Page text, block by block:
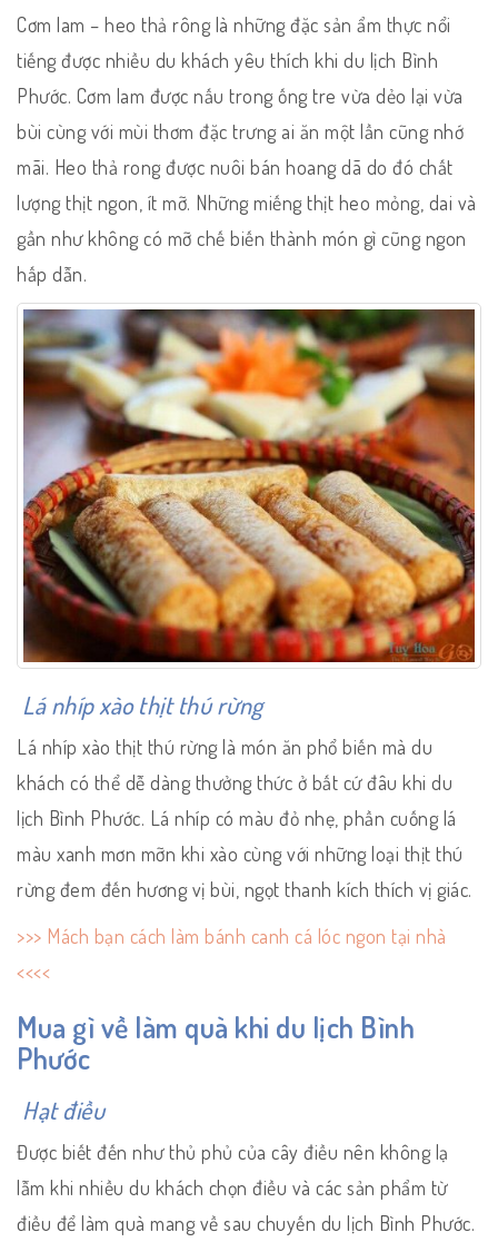
Cơm lam – heo thả rông là những đặc sản ẩm thực nổi
tiếng được nhiều du khách yêu thích khi du lịch Bình
Phước. Cơm lam được nấu trong ống tre vừa dẻo lại vừa
bùi cùng với mùi thơm đặc trưng ai ăn một lần cũng nhớ
mãi. Heo thả rong được nuôi bán hoang dã do đó chất
lượng thịt ngon, ít mỡ. Những miếng thịt heo mỏng, dai và
gần như không có mỡ chế biến thành món gì cũng ngon
hấp dẫn.
Lá nhíp xào thịt thú rừng
Lá nhíp xào thịt thú rừng là món ăn phổ biến mà du
khách có thể dễ dàng thưởng thức ở bất cứ đâu khi du
lịch Bình Phước. Lá nhíp có màu đỏ nhẹ, phần cuống lá
màu xanh mơn mỡn khi xào cùng với những loại thịt thú
rừng đem đến hương vị bùi, ngọt thanh kích thích vị giác.
>>> Mách bạn cách làm bánh canh cá lóc ngon tại nhà
<<<<
Mua gì về làm quà khi du lịch Bình
Phước
Hạt điều
Được biết đến như thủ phủ của cây điều nên không lạ
lẫm khi nhiều du khách chọn điều và các sản phẩm từ
điều để làm quà mang về sau chuyến du lịch Bình Phước.